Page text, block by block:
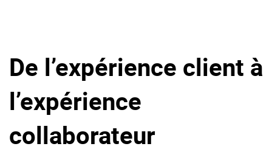
Migrer vers eXo Platform
Produit
La Plateforme
De l’expérience client à
l’expérience
collaborateur